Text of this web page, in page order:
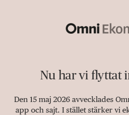
Nu har vi flyttat
Den 15 maj 2026 avvecklades
app och sajt. I stället stärker vi